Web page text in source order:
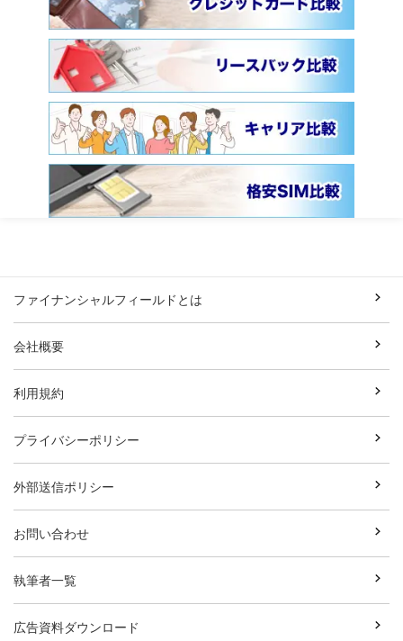
ファイナンシャルフィールドとは
会社概要
利用規約
プライバシーポリシー
外部送信ポリシー
お問い合わせ
執筆者一覧
広告資料ダウンロード